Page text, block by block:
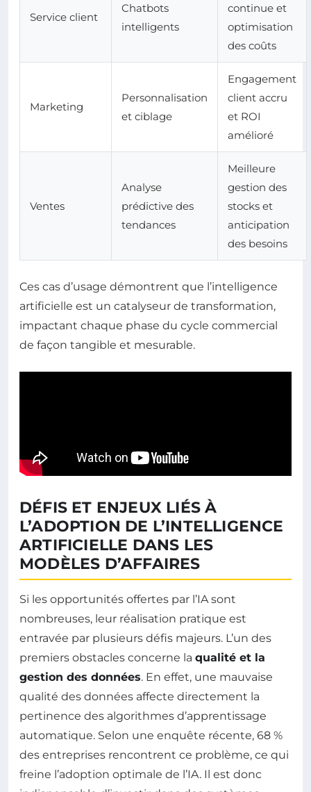
Service client
Chatbots
intelligents
continue et
optimisation
des coûts
Marketing
Personnalisation
et ciblage
Engagement
client accru
et ROI
amélioré
Ventes
Analyse
prédictive des
tendances
Meilleure
gestion des
stocks et
anticipation
des besoins
Ces cas d’usage démontrent que l’intelligence
artificielle est un catalyseur de transformation,
impactant chaque phase du cycle commercial
de façon tangible et mesurable.
DÉFIS ET ENJEUX LIÉS À
L’ADOPTION DE L’INTELLIGENCE
ARTIFICIELLE DANS LES
MODÈLES D’AFFAIRES
Si les opportunités offertes par l’IA sont
nombreuses, leur réalisation pratique est
entravée par plusieurs défis majeurs. L’un des
premiers obstacles concerne la qualité et la
gestion des données. En effet, une mauvaise
qualité des données affecte directement la
pertinence des algorithmes d’apprentissage
automatique. Selon une enquête récente, 68 %
des entreprises rencontrent ce problème, ce qui
freine l’adoption optimale de l’IA. Il est donc